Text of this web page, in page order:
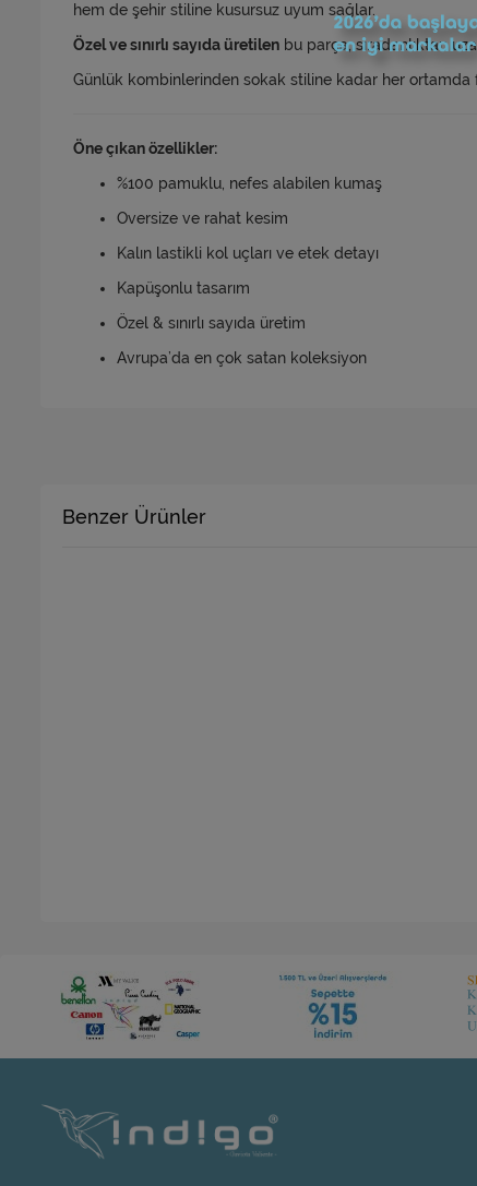
hem de şehir stiline kusursuz uyum sağlar.
Özel ve sınırlı sayıda üretilen bu parça, sıradanlıktan
Günlük kombinlerinden sokak stiline kadar her
Öne çıkan özellikler:
%100 pamuklu, nefes alabilen kumaş
Oversize ve rahat kesim
Kalın lastikli kol uçları ve etek detayı
Kapüşonlu tasarım
Özel & sınırlı sayıda üretim
Avrupa’da en çok satan koleksiyon
Benzer Ürünler